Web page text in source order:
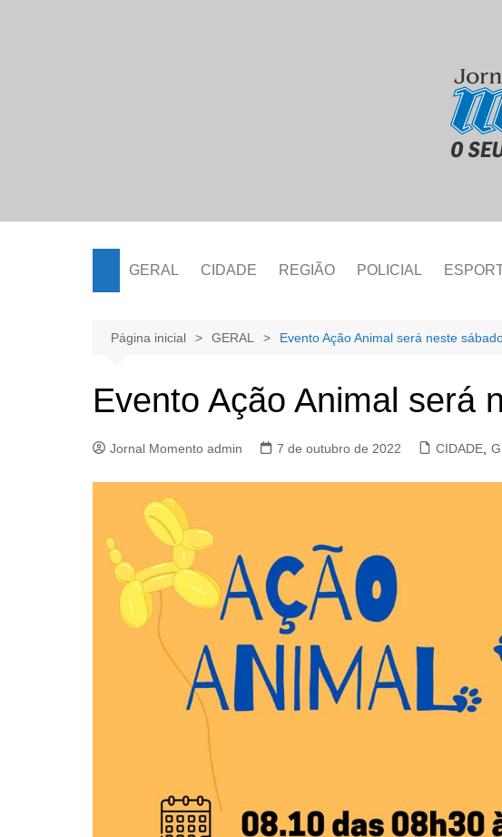
GERAL CIDADE REGIÃO POLICIAL
Página inicial GERAL Evento Ação Animal será neste
Evento Ação Animal será
Jornal Momento admin 7 de outubro de 2022 CIDADE